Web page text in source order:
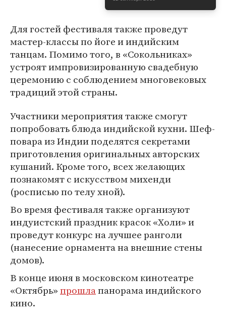
Для гостей фестиваля также проведут
мастер-классы по йоге и индийским
танцам. Помимо того, в «Сокольниках»
устроят импровизированную свадебную
церемонию с соблюдением многовековых
традиций этой страны.
Участники мероприятия также смогут
попробовать блюда индийской кухни. Шеф-
повара из Индии поделятся секретами
приготовления оригинальных авторских
кушаний. Кроме того, всех желающих
познакомят с искусством михенди
(росписью по телу хной).
Во время фестиваля также организуют
индуистский праздник красок «Холи» и
проведут конкурс на лучшее ранголи
(нанесение орнамента на внешние стены
домов).
В конце июня в московском кинотеатре
«Октябрь»прошлапанорама индийского
кино.